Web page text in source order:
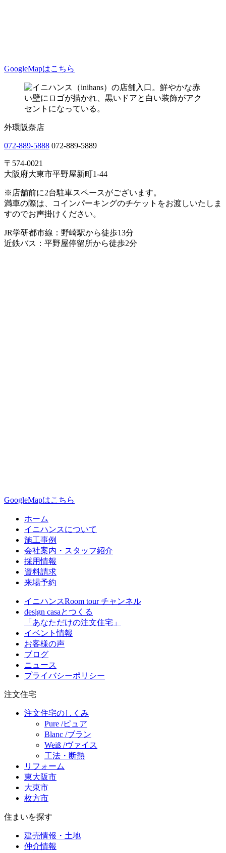
GoogleMapはこちら
外環阪奈店
072-889-5888 072-889-5889
〒574-0021
大阪府大東市平野屋新町1-44
※店舗前に2台駐車スペースがございます。
満車の際は、コインパーキングのチケットをお渡しいたしま
すのでお声掛けください。
JR学研都市線：野崎駅から徒歩13分
近鉄バス：平野屋停留所から徒歩2分
GoogleMapはこちら
ホーム
イニハンスについて
施工事例
会社案内・スタッフ紹介
採用情報
資料請求
来場予約
イニハンスRoom tour チャンネル
design casaとつくる
「あなただけの注文住宅」
イベント情報
お客様の声
ブログ
ニュース
プライバシーポリシー
注文住宅
注文住宅のしくみ
Pure /ピュア
Blanc /ブラン
Weiß /ヴァイス
工法・断熱
リフォーム
東大阪市
大東市
枚方市
住まいを探す
建売情報・土地
仲介情報